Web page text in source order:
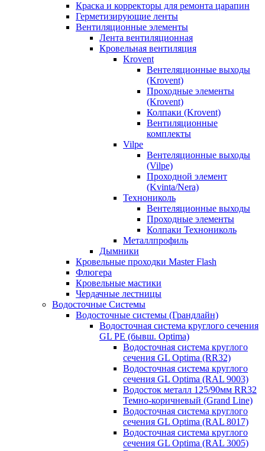
Краска и корректоры для ремонта царапин
Герметизирующие ленты
Вентиляционные элементы
Лента вентиляционная
Кровельная вентиляция
Krovent
Вентеляционные выходы
(Krovent)
Проходные элементы
(Krovent)
Колпаки (Krovent)
Вентиляционные
комплекты
Vilpe
Вентеляционные выходы
(Vilpe)
Проходной элемент
(Kvinta/Nera)
Технониколь
Вентеляционные выходы
Проходные элементы
Колпаки Технониколь
Металлпрофиль
Дымники
Кровельные проходки Master Flash
Флюгера
Кровельные мастики
Чердачные лестницы
Водосточные Системы
Водосточные системы (Грандлайн)
Водосточная система круглого сечения
GL PE (бывш. Optima)
Водосточная система круглого
сечения GL Optima (RR32)
Водосточная система круглого
сечения GL Optima (RAL 9003)
Водосток металл 125/90мм RR32
Темно-коричневый (Grand Line)
Водосточная система круглого
сечения GL Optima (RAL 8017)
Водосточная система круглого
сечения GL Optima (RAL 3005)